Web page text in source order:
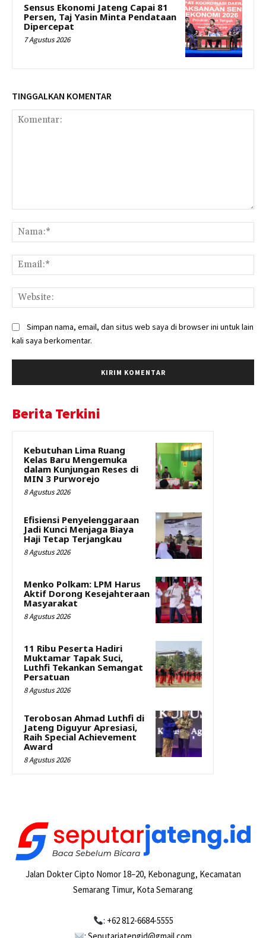
Sensus Ekonomi Jateng Capai 81
Persen, Taj Yasin Minta Pendataan
Dipercepat
7 Agustus 2026
TINGGALKAN KOMENTAR
Simpan nama, email, dan situs web saya di browser ini untuk lain
kali saya berkomentar.
Berita Terkini
Kebutuhan Lima Ruang
Kelas Baru Mengemuka
dalam Kunjungan Reses di
MIN 3 Purworejo
8 Agustus 2026
Efisiensi Penyelenggaraan
Jadi Kunci Menjaga Biaya
Haji Tetap Terjangkau
8 Agustus 2026
Menko Polkam: LPM Harus
Aktif Dorong Kesejahteraan
Masyarakat
8 Agustus 2026
11 Ribu Peserta Hadiri
Muktamar Tapak Suci,
Luthfi Tekankan Semangat
Persatuan
8 Agustus 2026
Terobosan Ahmad Luthfi di
Jateng Diguyur Apresiasi,
Raih Special Achievement
Award
8 Agustus 2026
Jalan Dokter Cipto Nomor 18–20, Kebonagung, Kecamatan
Semarang Timur, Kota Semarang
: +62 812-6684-5555